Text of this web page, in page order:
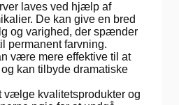
laves ved hjælp af
De kan give en bred
og varighed, der spænder
permanent farvning.
være mere effektive til at
kan tilbyde dramatiske
vælge kvalitetsprodukter og